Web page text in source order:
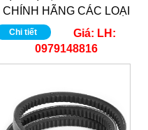
CHÍNH HÃNG CÁC LOẠI
Chi tiết Giá: LH:
0979148816